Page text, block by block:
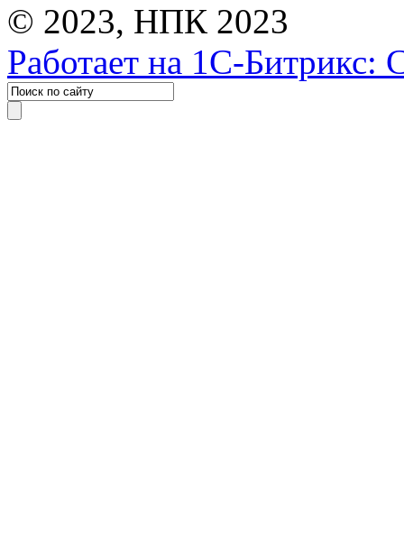
© 2023, НПК 2023
Работает на 1С-Битрикс: